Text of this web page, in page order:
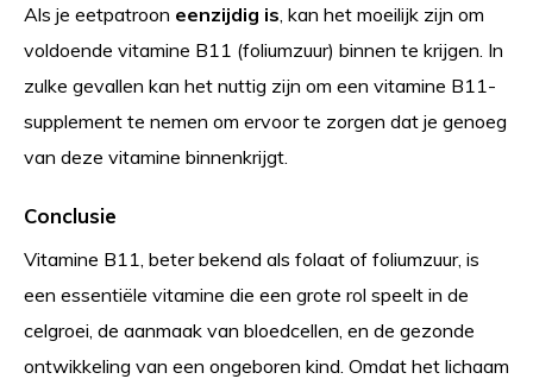
Als je eetpatroon eenzijdig is , kan het moeilijk zijn om
voldoende vitamine B11 (foliumzuur) binnen te krijgen. In
zulke gevallen kan het nuttig zijn om een vitamine B11-
supplement te nemen om ervoor te zorgen dat je genoeg
van deze vitamine binnenkrijgt.
Conclusie
Vitamine B11, beter bekend als folaat of foliumzuur, is
een essentiële vitamine die een grote rol speelt in de
celgroei, de aanmaak van bloedcellen, en de gezonde
ontwikkeling van een ongeboren kind. Omdat het lichaam